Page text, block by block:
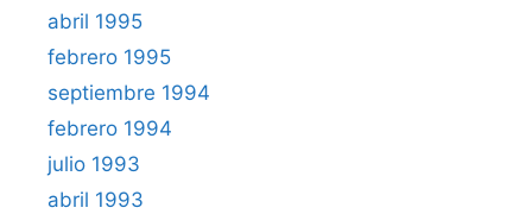
abril 1995
febrero 1995
septiembre 1994
febrero 1994
julio 1993
abril 1993